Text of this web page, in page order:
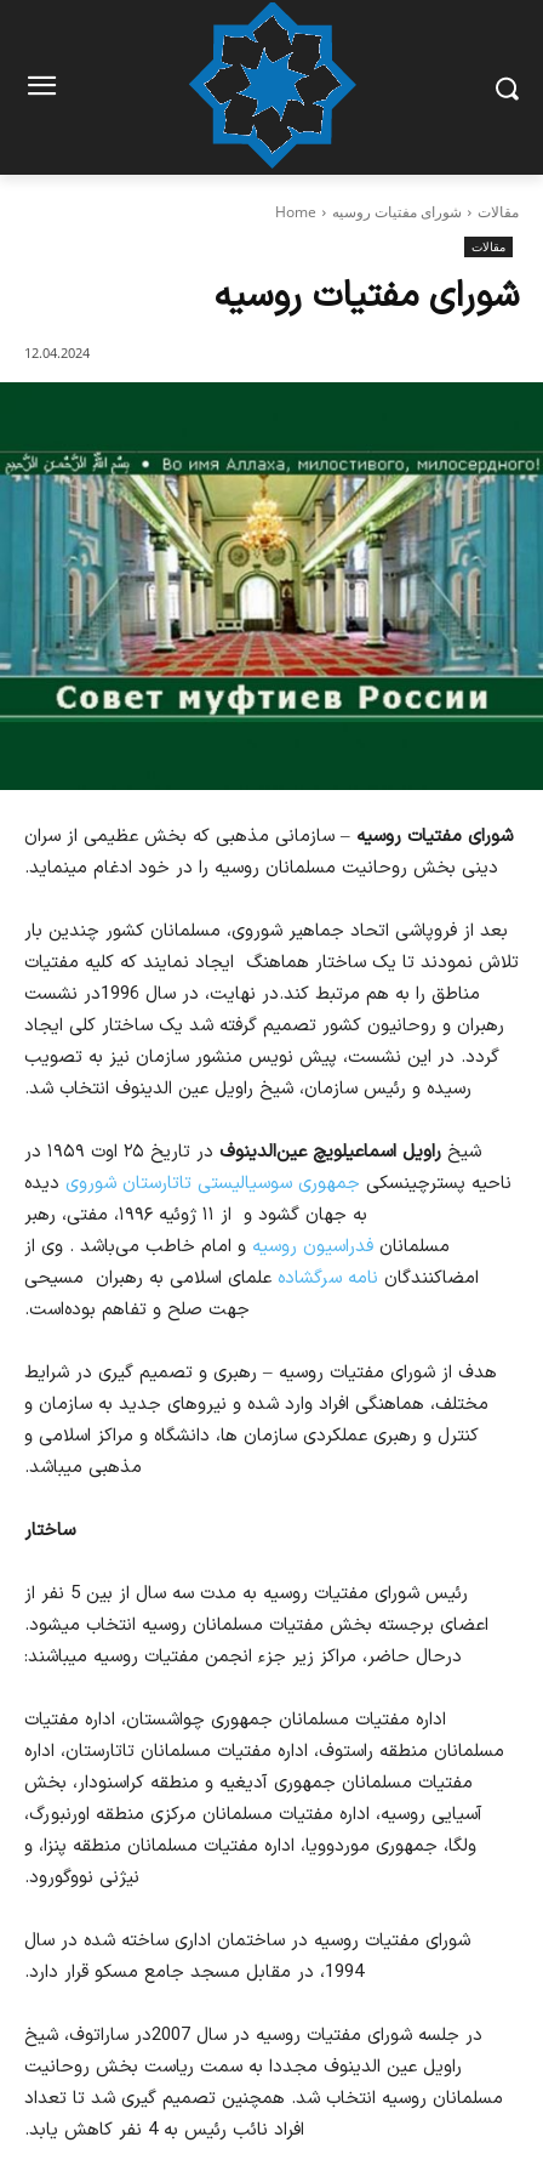
Home مقالات شورای مفتیات روسیه
مقالات
شورای مفتیات روسیه
12.04.2024
شورای مفتیات روسیه – سازمانی مذهبی که بخش عظیمی از سران
دینی بخش روحانیت مسلمانان روسیه را در خود ادغام مینماید.
بعد از فروپاشی اتحاد جماهیر شوروی، مسلمانان کشور چندین بار
تلاش نمودند تا یک ساختار هماهنگ ایجاد نمایند که کلیه مفتیات
مناطق را به هم مرتبط کند.در نهایت، در سال 1996در نشست
رهبران و روحانیون کشور تصمیم گرفته شد یک ساختار کلی ایجاد
گردد. در این نشست، پیش نویس منشور سازمان نیز به تصویب
رسیده و رئیس سازمان، شیخ راویل عین الدینوف انتخاب شد.
شیخ راویل اسماعیلویچ عین‌الدینوف در تاریخ ۲۵ اوت ۱۹۵۹ در
ناحیه پسترچینسکی جمهوری سوسیالیستی تاتارستان شوروی دیده
به جهان گشود و از ۱۱ ژوئیه ۱۹۹۶، مفتی، رهبر
مسلمانان فدراسیون روسیه و امام خاطب می‌باشد . وی از
امضاکنندگان نامه سرگشاده علمای اسلامی به رهبران مسیحی
جهت صلح و تفاهم بوده‌است.
هدف از شورای مفتیات روسیه – رهبری و تصمیم گیری در شرایط
مختلف، هماهنگی افراد وارد شده و نیروهای جدید به سازمان و
کنترل و رهبری عملکردی سازمان ها، دانشگاه و مراکز اسلامی و
مذهبی میباشد.
ساختار
رئیس شورای مفتیات روسیه به مدت سه سال از بین 5 نفر از
اعضای برجسته بخش مفتیات مسلمانان روسیه انتخاب میشود.
درحال حاضر، مراکز زیر جزء انجمن مفتیات روسیه میباشند:
اداره مفتیات مسلمانان جمهوری چواشستان، اداره مفتیات
مسلمانان منطقه راستوف، اداره مفتیات مسلمانان تاتارستان، اداره
مفتیات مسلمانان جمهوری آدیغیه و منطقه کراسنودار، بخش
آسیایی روسیه، اداره مفتیات مسلمانان مرکزی منطقه اورنبورگ،
ولگا، جمهوری موردوویا، اداره مفتیات مسلمانان منطقه پنزا، و
نیژنی نووگورود.
شورای مفتیات روسیه در ساختمان اداری ساخته شده در سال
1994، در مقابل مسجد جامع مسکو قرار دارد
.
در جلسه شورای مفتیات روسیه در سال 2007در ساراتوف، شیخ
راویل عین الدینوف مجددا به سمت ریاست بخش روحانیت
مسلمانان روسیه انتخاب شد. همچنین تصمیم گیری شد تا تعداد
افراد نائب رئیس به 4 نفر کاهش یابد
.